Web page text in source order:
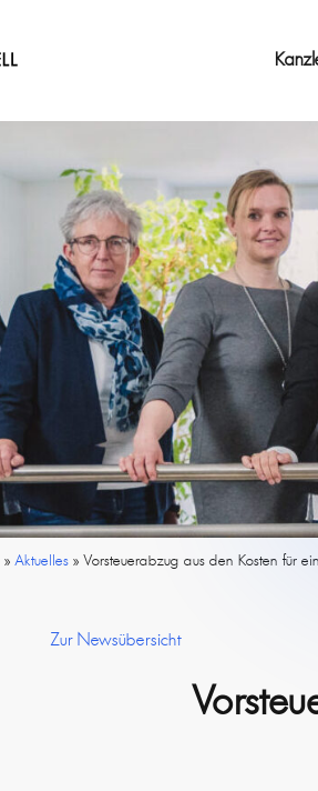
»Aktuelles »Vorsteuerabzug aus den Kosten für
Zur Newsübersicht